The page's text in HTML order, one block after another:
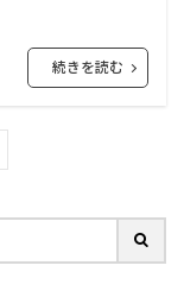
続きを読む